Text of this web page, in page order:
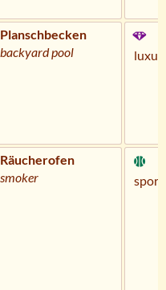
Planschbecken
backyard pool
Räucherofen
smoker